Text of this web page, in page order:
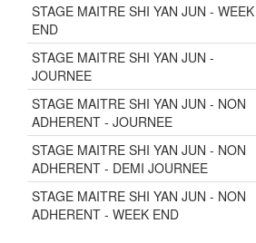
STAGE MAITRE SHI YAN JUN - WEEK
END
STAGE MAITRE SHI YAN JUN -
JOURNEE
STAGE MAITRE SHI YAN JUN - NON
ADHERENT - JOURNEE
STAGE MAITRE SHI YAN JUN - NON
ADHERENT - DEMI JOURNEE
STAGE MAITRE SHI YAN JUN - NON
ADHERENT - WEEK END